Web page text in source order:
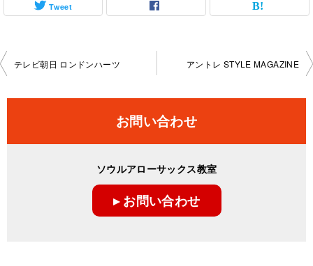
Tweet
投
ビ
テレビ朝日 ロンドンハーツ アントレ STYLE MAGAZINE
お問い合わせ
ソウルアローサックス教室
▸ お問い合わせ